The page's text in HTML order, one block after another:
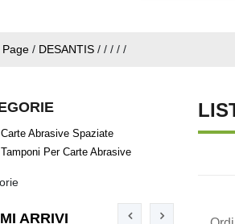
Page / DESANTIS / / / / /
Carte Abrasive Spaziate
Tamponi Per Carte Abrasive
ARRIVI